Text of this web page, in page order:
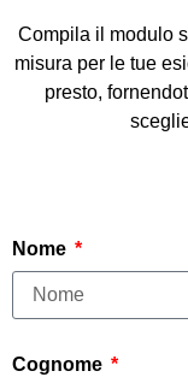
Compila il modulo
misura per le tue
presto,
Nome
Cognome